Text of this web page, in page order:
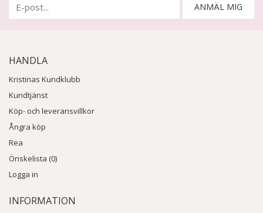
ANMÄL MIG
HANDLA
Kristinas Kundklubb
Kundtjänst
Köp- och leveransvillkor
Ångra köp
Rea
Önskelista (0)
Logga in
INFORMATION